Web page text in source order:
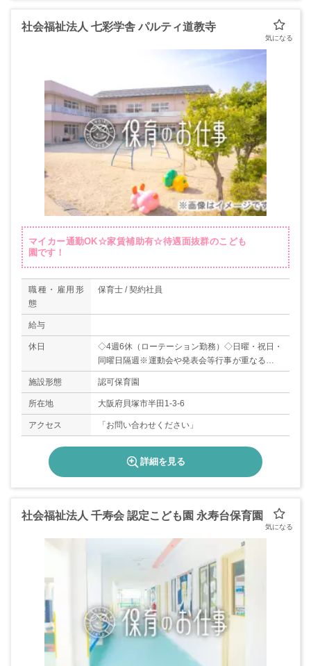
社会福祉法人 七彩学舎 パルティ道教寺
マイカー通勤OK☆家賃補助有☆待遇面抜群のこども
園です！
職種・雇用形
態
保育士 / 契約社員
給与
休日
◇4週6休（ローテーション勤務）◇日曜・祝日・
同曜日隔週※運動会や発表会等行事が重なる場合
は、振休あり◇有給休暇（初年度10日）◇特別休
暇・産休育休制度あり
施設形態 認可保育園
所在地 大阪府貝塚市半田1-3-6
アクセス 「お問い合わせください」
詳細を見る
社会福祉法人 千寿会 認定こども園 永寿台保育園